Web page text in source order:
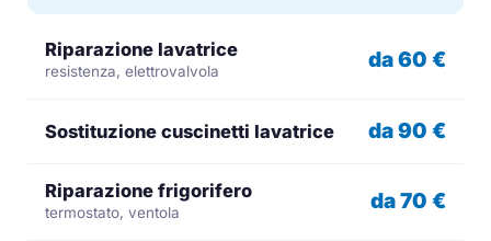
Riparazione lavatrice
resistenza, elettrovalvola da 60 €
Sostituzione cuscinetti lavatrice da 90 €
Riparazione frigorifero
termostato, ventola da 70 €